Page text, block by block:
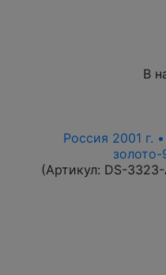
В
Россия 2001 г.
(Артикул: DS-